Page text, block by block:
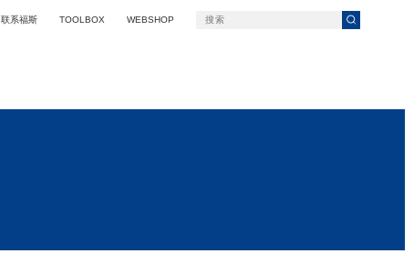
联系福斯 TOOLBOX WEBSHOP